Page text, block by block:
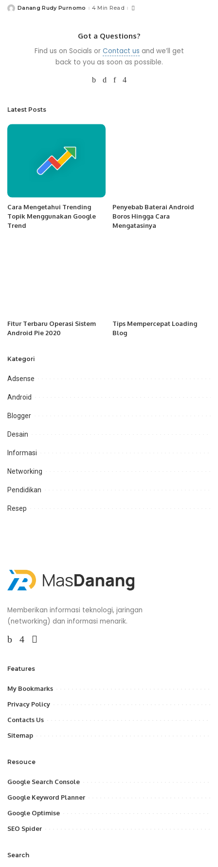
PostedDanang Rudy Purnomo 4 Min Read
Got a Questions?
Find us on Socials or Contact us and we’ll get
back to you as soon as possible.
Latest Posts
Cara Mengetahui Trending
Topik Menggunakan Google
Trend
Penyebab Baterai Android
Boros Hingga Cara
Mengatasinya
Fitur Terbaru Operasi Sistem
Android Pie 2020
Tips Mempercepat Loading
Blog
Kategori
Adsense
Android
Blogger
Desain
Informasi
Networking
Pendidikan
Resep
Memberikan informasi teknologi, jaringan
(networking) dan informasi menarik.
Features
My Bookmarks
Privacy Policy
Contacts Us
Sitemap
Resouce
Google Search Console
Google Keyword Planner
Google Optimise
SEO Spider
Search